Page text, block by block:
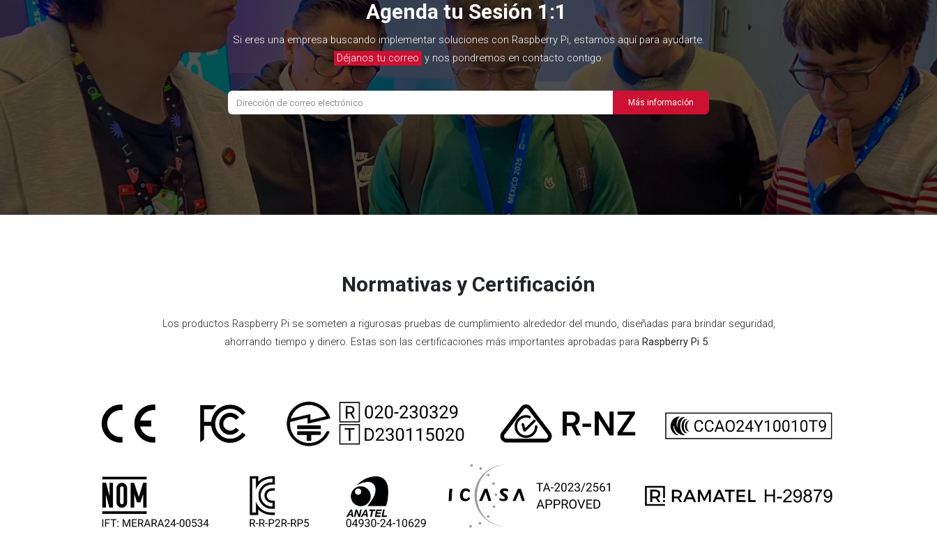
Agenda tu Sesión 1:1
Si eres una empresa buscando implementar soluciones con Raspberry Pi, estamos aquí para ayudarte.
Déjanos tu correo y nos pondremos en contacto contigo.
Más información
Normativas y Certificación
Los productos Raspberry Pi se someten a rigurosas pruebas de cumplimiento alrededor del mundo, diseñadas para brindar seguridad,
ahorrando tiempo y dinero. Estas son las certificaciones más importantes aprobadas para Raspberry Pi 5.